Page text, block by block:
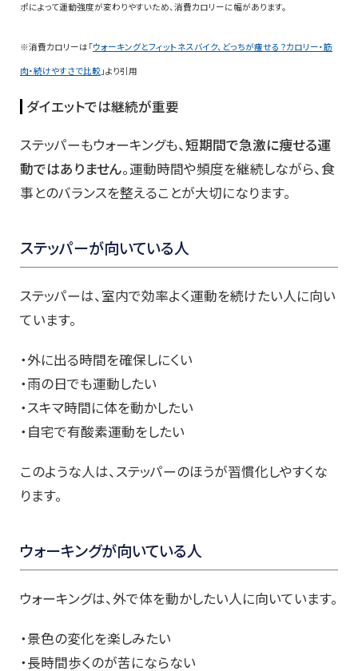
ポによって運動強度が変わりやすいため、消費カロリーに幅があります。
※消費カロリーは「ウォーキングとフィットネスバイク、どっちが痩せる？カロリー・筋
肉・続けやすさで比較 」より引用
ダイエットでは継続が重要
ステッパーもウォーキングも、短期間で急激に痩せる運
動ではありません。運動時間や頻度を継続しながら、食
事とのバランスを整えることが大切になります。
ステッパーが向いている人
ステッパーは、室内で効率よく運動を続けたい人に向い
ています。
・外に出る時間を確保しにくい
・雨の日でも運動したい
・スキマ時間に体を動かしたい
・自宅で有酸素運動をしたい
このような人は、ステッパーのほうが習慣化しやすくな
ります。
ウォーキングが向いている人
ウォーキングは、外で体を動かしたい人に向いています。
・景色の変化を楽しみたい
・長時間歩くのが苦にならない